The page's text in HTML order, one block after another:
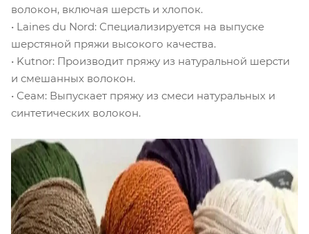
волокон, включая шерсть и хлопок.
• Laines du Nord: Специализируется на выпуске
шерстяной пряжи высокого качества.
• Kutnor: Производит пряжу из натуральной шерсти
и смешанных волокон.
• Сеам: Выпускает пряжу из смеси натуральных и
синтетических волокон.